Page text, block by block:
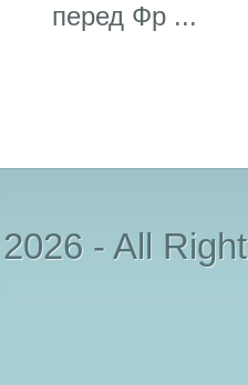
перед Фр ...
- All